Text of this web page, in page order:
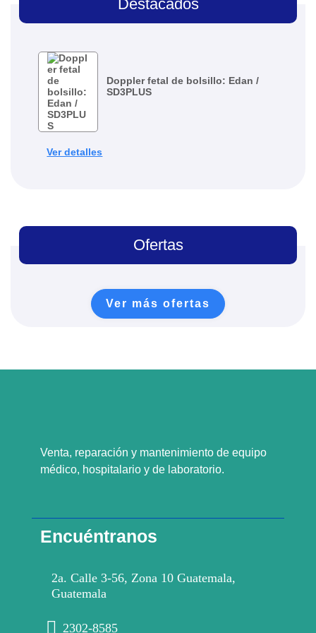
Destacados
Doppler fetal de bolsillo: Edan /
SD3PLUS
Ver detalles
Ofertas
Ver más ofertas
Venta, reparación y mantenimiento de equipo
médico, hospitalario y de laboratorio.
Encuéntranos
2a. Calle 3-56, Zona 10 Guatemala,
Guatemala
2302-8585